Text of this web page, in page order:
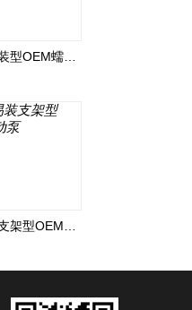
304KB快装型OEM蠕动泵